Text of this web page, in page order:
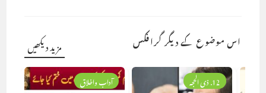
اس موضوع کے دیگر گرافکس مزید دیکھیں
12. ذی الحجہ آداب واخلاق